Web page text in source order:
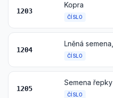
1203
Kopra
ČÍSLO
1204
Lněná
ČÍSLO
1205
ČÍSLO